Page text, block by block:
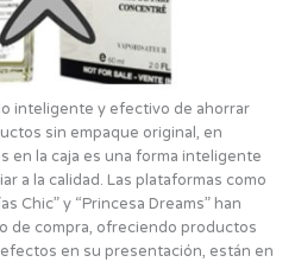
inteligente y efectivo de ahorrar
sin empaque original, en
en la caja es una forma inteligente
a la calidad. Las plataformas como
Chic” y “Princesa Dreams” han
de compra, ofreciendo productos
en su presentación, están en